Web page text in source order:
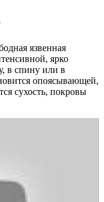
язвенная
ярко
в спину или в
опоясывающей,
сухость, покровы